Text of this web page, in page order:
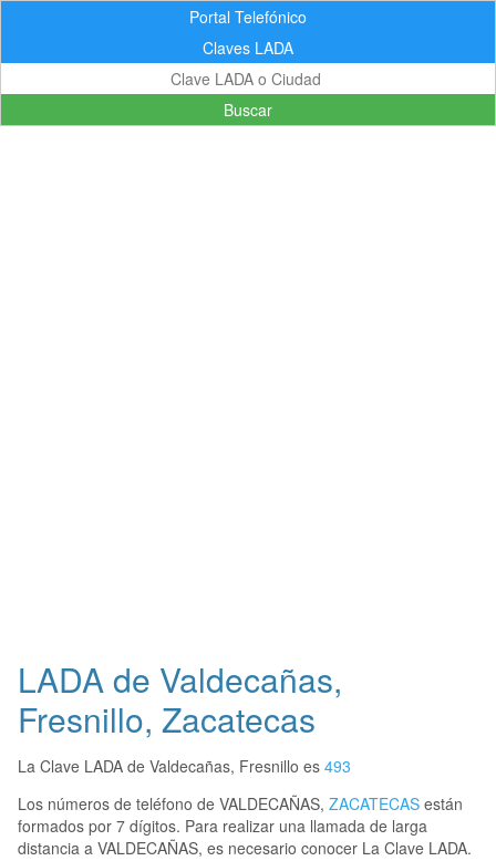
Portal Telefónico
Claves LADA
Buscar
LADA de Valdecañas,
Fresnillo, Zacatecas
La Clave LADA de Valdecañas, Fresnillo es 493
Los números de teléfono de VALDECAÑAS, ZACATECAS están
formados por 7 dígitos. Para realizar una llamada de larga
distancia a VALDECAÑAS, es necesario conocer La Clave LADA.